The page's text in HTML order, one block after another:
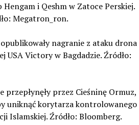
i Qeshm w Zatoce Perskiej.
Megatron_ron.
nagranie z ataku drona
USA Victory w Bagdadzie. Źródło:
przepłynęły przez Cieśninę Ormuz,
uniknąć korytarza kontrolowanego
Islamskiej. Źródło: Bloomberg.